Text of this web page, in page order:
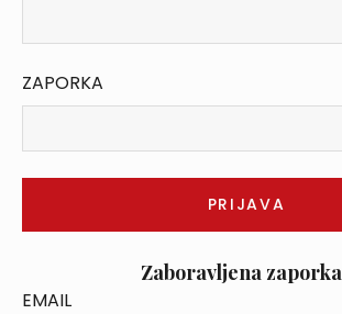
ZAPORKA
Zaboravljena
EMAIL